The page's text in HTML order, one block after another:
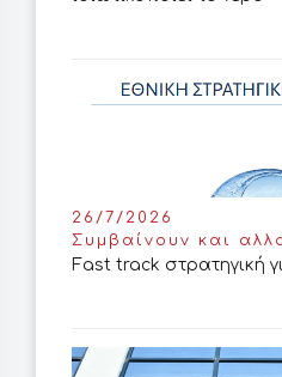
26/7/2026
Συμβαίνουν και
Fast track στρατηγική